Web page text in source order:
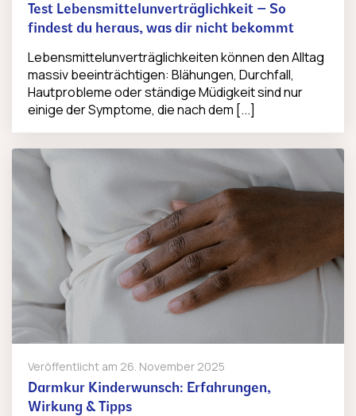
Test Lebensmittelunverträglichkeit – So
findest du heraus, was dir nicht bekommt
Lebensmittelunverträglichkeiten können den Alltag
massiv beeinträchtigen: Blähungen, Durchfall,
Hautprobleme oder ständige Müdigkeit sind nur
einige der Symptome, die nach dem [...]
Veröffentlicht am 26. November 2025
Darmkur Kinderwunsch: Erfahrungen,
Wirkung & Tipps